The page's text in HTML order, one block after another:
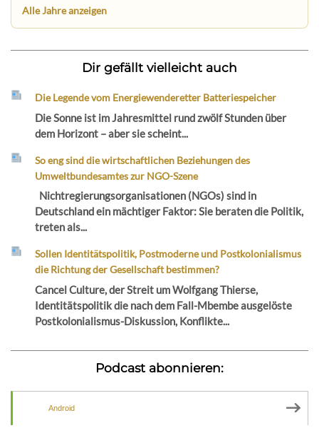
Alle Jahre anzeigen
Dir gefällt vielleicht auch
Die Legende vom Energiewenderetter Batteriespeicher
Die Sonne ist im Jahresmittel rund zwölf Stunden über
dem Horizont – aber sie scheint...
So eng sind die wirtschaftlichen Beziehungen des
Umweltbundesamtes zur NGO-Szene
Nichtregierungsorganisationen (NGOs) sind in
Deutschland ein mächtiger Faktor: Sie beraten die Politik,
treten als...
Sollen Identitätspolitik, Postmoderne und Postkolonialismus
die Richtung der Gesellschaft bestimmen?
Cancel Culture, der Streit um Wolfgang Thierse,
Identitätspolitik die nach dem Fall-Mbembe ausgelöste
Postkolonialismus-Diskussion, Konflikte...
Podcast abonnieren:
Android